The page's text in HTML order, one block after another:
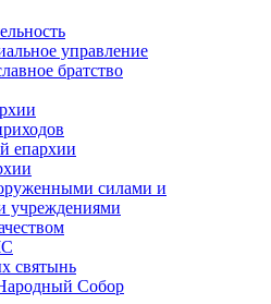
управление
братство
епархии
силами и
учреждениями
святынь
Собор